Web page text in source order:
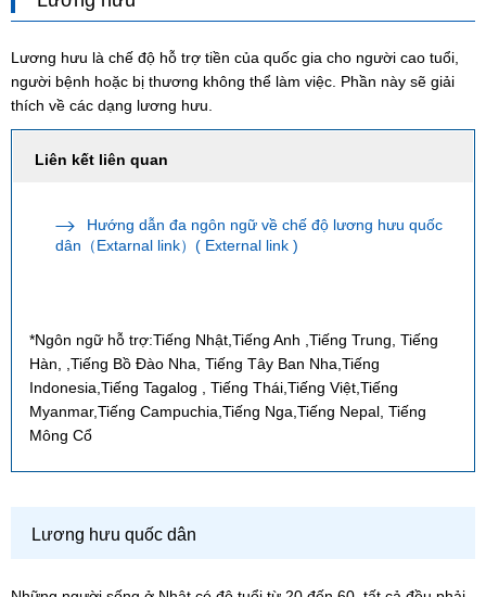
Lương hưu là chế độ hỗ trợ tiền của quốc gia cho người cao tuổi,
người bệnh hoặc bị thương không thể làm việc. Phần này sẽ giải
thích về các dạng lương hưu.
Liên kết liên quan
Hướng dẫn đa ngôn ngữ về chế độ lương hưu quốc
dân（Extarnal link）( External link )
*Ngôn ngữ hỗ trợ:Tiếng Nhật,Tiếng Anh ,Tiếng Trung, Tiếng
Hàn, ,Tiếng Bồ Đào Nha, Tiếng Tây Ban Nha,Tiếng
Indonesia,Tiếng Tagalog , Tiếng Thái,Tiếng Việt,Tiếng
Myanmar,Tiếng Campuchia,Tiếng Nga,Tiếng Nepal, Tiếng
Mông Cổ
Lương hưu quốc dân